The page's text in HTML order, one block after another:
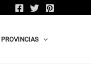
PROVINCIAS